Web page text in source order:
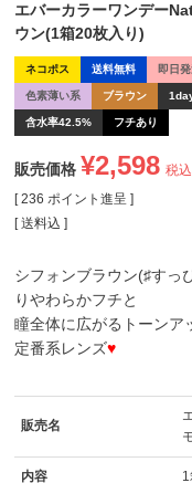
エバーカラーワンデー
ウン(1箱20枚入り)
ネコポス 送料無料 即日
色素薄い系 ブラウン
含水率42.5% フチあり
販売価格 ¥2,598 税込
[ 236 ポイント進呈 ]
送料込
シフォンブラウン(♯すっ
りやわらかフチと
瞳全体に広がるトーンア
定番系レンズ♥
販売名
内容